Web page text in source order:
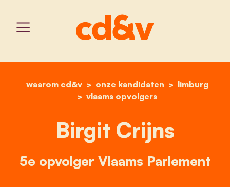
home
waarom cd&v onze kandidaten
limburg
vlaams opvolgers
birgit crijns
Birgit Crijns
5e opvolger Vlaams Parlement